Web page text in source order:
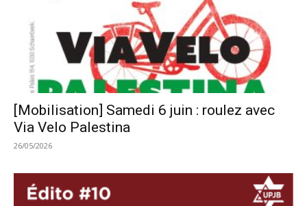
[Mobilisation] Samedi 6 juin : roulez avec
Via Velo Palestina
26/05/2026